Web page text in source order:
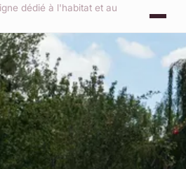
dédié à l'habitat et au